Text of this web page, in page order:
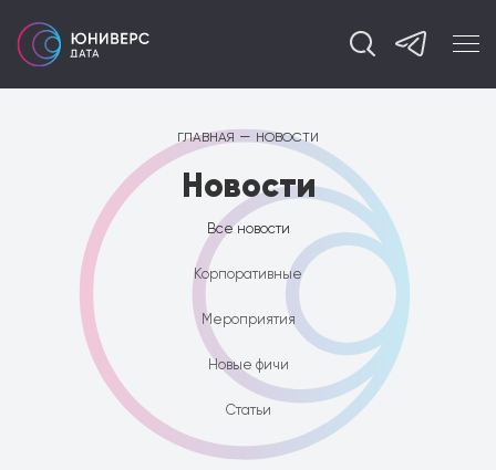
ГЛАВНАЯ — НОВОСТИ
Новости
Все новости
Корпоративные
Мероприятия
Новые фичи
Статьи